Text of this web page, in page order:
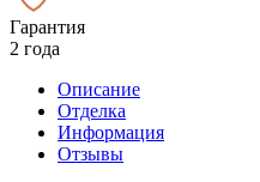
Гарантия
2 года
Описание
Отделка
Информация
Отзывы